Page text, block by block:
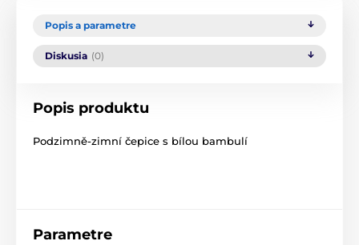
Popis a parametre
Diskusia (0)
Popis produktu
Podzimně-zimní čepice s bílou bambulí
Parametre